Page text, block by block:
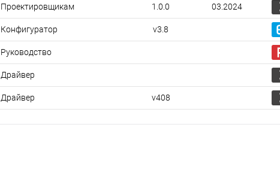
Проектировщикам 1.0.0 03.2024
Конфигуратор v3.8
Руководство
Драйвер
Драйвер v408